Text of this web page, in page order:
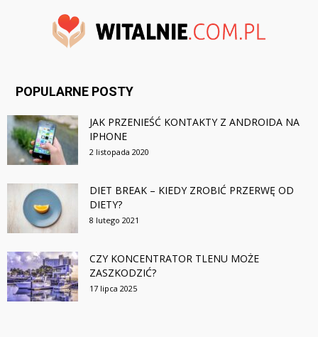
POPULARNE POSTY
JAK PRZENIEŚĆ KONTAKTY Z ANDROIDA NA
IPHONE
2 listopada 2020
DIET BREAK – KIEDY ZROBIĆ PRZERWĘ OD
DIETY?
8 lutego 2021
CZY KONCENTRATOR TLENU MOŻE
ZASZKODZIĆ?
17 lipca 2025